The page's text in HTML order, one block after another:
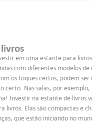
em uma estante para
com diferentes modelos
os toques certos, podem
Nas salas, por
Investir na estante de livros
Elas são compactas e
que estão iniciando no